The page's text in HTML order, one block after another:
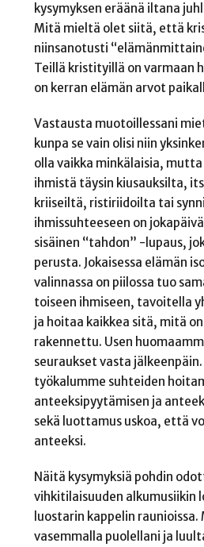
kysymyksen eräänä iltana
Mitä mieltä olet siitä, että
niinsanotusti
Teillä kristityillä on varmaan
on kerran elämän arvot
Vastausta muotoillessani
kunpa se vain olisi niin
olla vaikka minkälaisia,
ihmistä täysin kiusauksilta,
kriiseiltä, ristiriidoilta tai
ihmissuhteeseen on
sisäinen “tahdon” -lupaus,
perusta. Jokaisessa elämän
valinnassa on piilossa tuo
toiseen ihmiseen, tavoitella
ja hoitaa kaikkea sitä, mitä on
rakennettu. Usen
seuraukset vasta
työkalumme suhteiden
anteeksipyytämisen ja
sekä luottamus uskoa, että
anteeksi.
Näitä kysymyksiä pohdin
vihkitilaisuuden alkumusiikin
luostarin kappelin raunioissa.
vasemmalla puolellani ja